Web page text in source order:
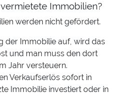
Immobilien?
werden nicht gefördert.
der Immobilie auf, wird das
und man muss den dort
Jahr versteuern.
Verkaufserlös sofort in
Immobilie investiert oder in